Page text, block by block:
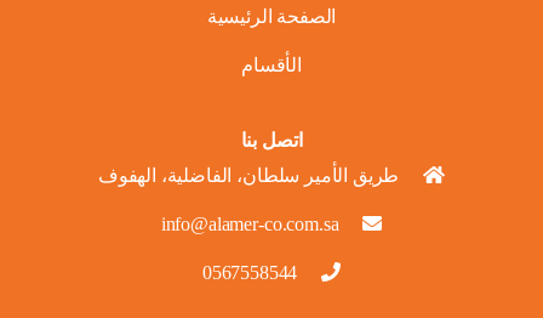
الصفحة الرئيسية
الأقسام
اتصل بنا
طريق الأمير سلطان، الفاضلية، الهفوف
info@alamer-co.com.sa
0567558544